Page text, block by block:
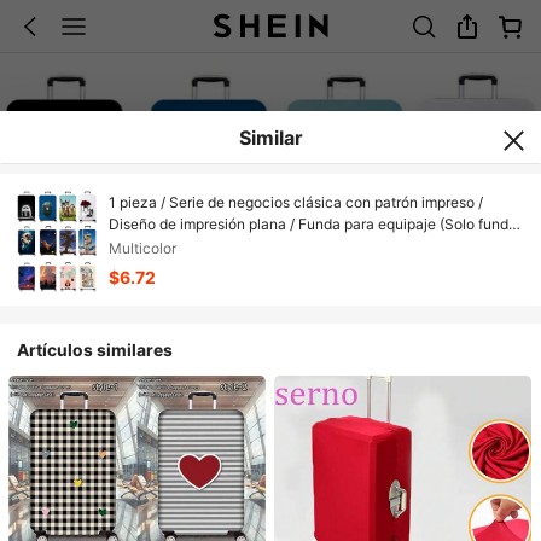
Similar
1 pieza / Serie de negocios clásica con patrón impreso /
Diseño de impresión plana / Funda para equipaje (Solo funda
para equipaje, no incluye equipaje) / Adecuada para equipaje
de 20 a 28 pulgadas / Hecha de tela engrosada / Accesorio
esencial para sus viajes y equipaje facturado.
Multicolor
$6.72
Artículos similares